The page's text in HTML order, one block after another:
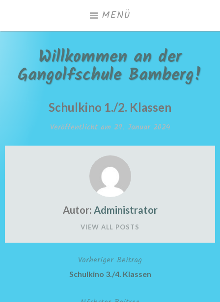
springen
MENÜ
Willkommen an der
Gangolfschule Bamberg!
Schulkino 1./2. Klassen
Veröffentlicht am 29. Januar 2024
Autor: Administrator
VIEW ALL POSTS
BeitragsnavigationVorheriger Beitrag
Schulkino 3./4. Klassen